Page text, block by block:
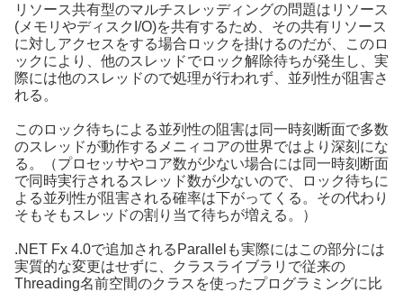
リソース共有型のマルチスレッディングの問題はリソース
(メモリやディスクI/O)を共有するため、その共有リソース
に対しアクセスをする場合ロックを掛けるのだが、このロ
ックにより、他のスレッドでロック解除待ちが発生し、実
際には他のスレッドので処理が行われず、並列性が阻害さ
れる。
このロック待ちによる並列性の阻害は同一時刻断面で多数
のスレッドが動作するメニィコアの世界ではより深刻にな
る。（プロセッサやコア数が少ない場合には同一時刻断面
で同時実行されるスレッド数が少ないので、ロック待ちに
よる並列性が阻害される確率は下がってくる。その代わり
そもそもスレッドの割り当て待ちが増える。）
.NET Fx 4.0で追加されるParallelも実際にはこの部分には
実質的な変更はせずに、クラスライブラリで従来の
Threading名前空間のクラスを使ったプログラミングに比